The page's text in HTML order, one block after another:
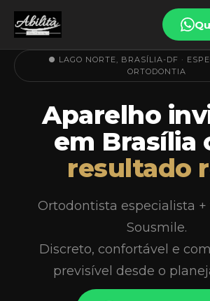
● LAGO NORTE, BRASÍLIA-DF ·
ORTODONTIA
Aparelho
em Brasília
resultado
Ortodontista especialista
Sousmile.
Discreto, confortável e
previsível desde o